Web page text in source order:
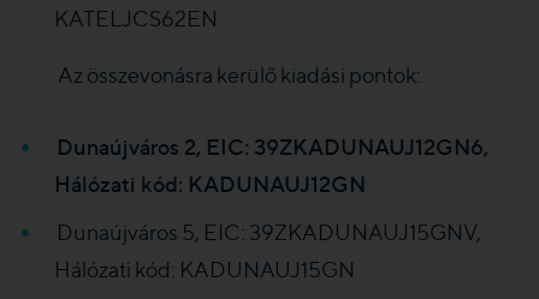
KATELJCS62EN
Az összevonásra kerülő kiadási pontok:
Dunaújváros 2, EIC: 39ZKADUNAUJ12GN6,
Hálózati kód: KADUNAUJ12GN
Dunaújváros 5, EIC: 39ZKADUNAUJ15GNV,
Hálózati kód: KADUNAUJ15GN